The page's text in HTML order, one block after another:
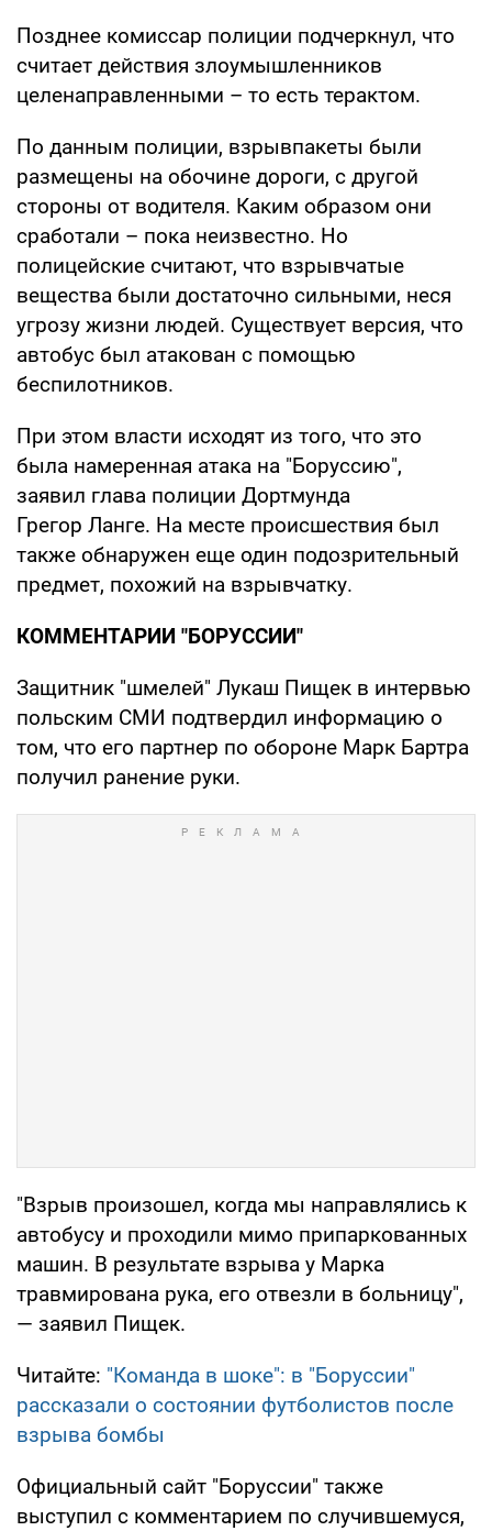
Позднее комиссар полиции подчеркнул, что
считает действия злоумышленников
целенаправленными – то есть терактом.
По данным полиции, взрывпакеты были
размещены на обочине дороги, с другой
стороны от водителя. Каким образом они
сработали – пока неизвестно. Но
полицейские считают, что взрывчатые
вещества были достаточно сильными, неся
угрозу жизни людей. Существует версия, что
автобус был атакован с помощью
беспилотников.
При этом власти исходят из того, что это
была намеренная атака на "Боруссию",
заявил глава полиции Дортмунда
Грегор Ланге. На месте происшествия был
также обнаружен еще один подозрительный
предмет, похожий на взрывчатку.
КОММЕНТАРИИ "БОРУССИИ"
Защитник "шмелей" Лукаш Пищек в интервью
польским СМИ подтвердил информацию о
том, что его партнер по обороне Марк Бартра
получил ранение руки.
"Взрыв произошел, когда мы направлялись к
автобусу и проходили мимо припаркованных
машин. В результате взрыва у Марка
травмирована рука, его отвезли в больницу",
— заявил Пищек.
Читайте: "Команда в шоке": в "Боруссии"
рассказали о состоянии футболистов после
взрыва бомбы
Официальный сайт "Боруссии" также
выступил с комментарием по случившемуся,